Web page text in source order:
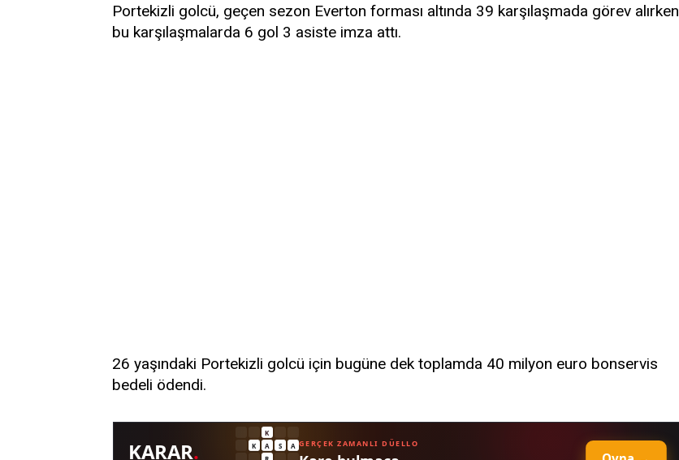
Portekizli golcü, geçen sezon Everton forması altında 39 karşılaşmada görev alırken
bu karşılaşmalarda 6 gol 3 asiste imza attı.
26 yaşındaki Portekizli golcü için bugüne dek toplamda 40 milyon euro bonservis
bedeli ödendi.